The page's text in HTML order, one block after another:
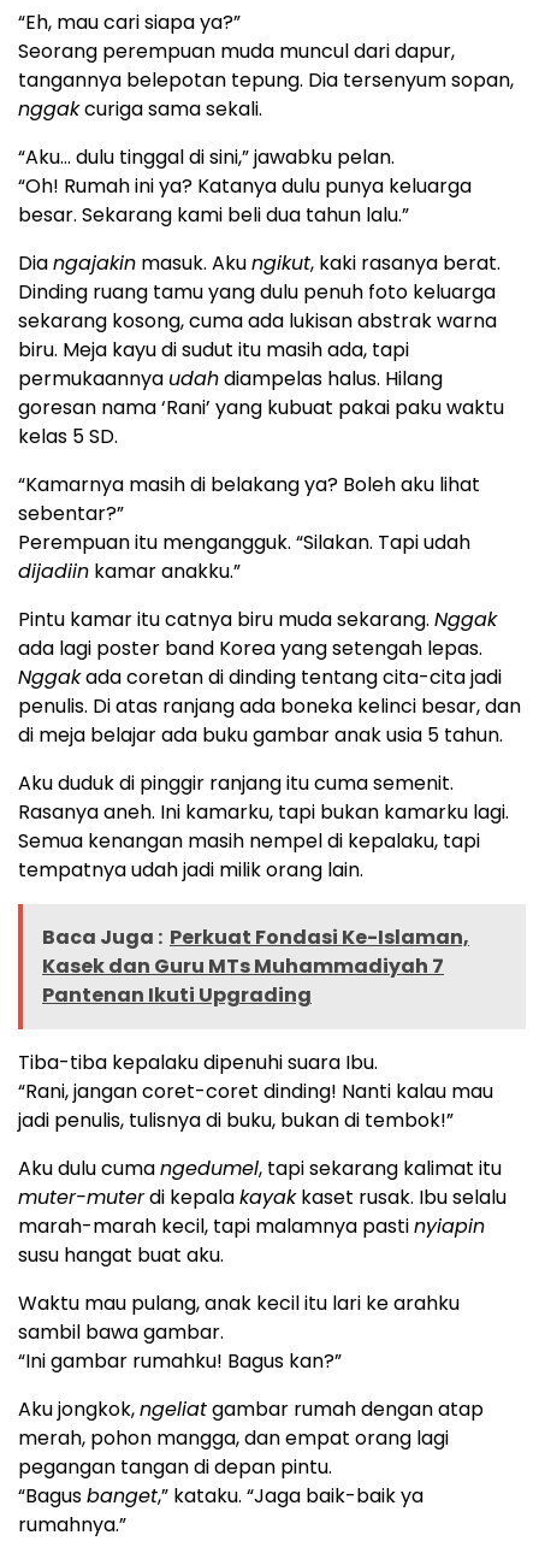
“Eh, mau cari siapa ya?”
Seorang perempuan muda muncul dari dapur,
tangannya belepotan tepung. Dia tersenyum sopan,
nggakcuriga sama sekali.
“Aku… dulu tinggal di sini,” jawabku pelan.
“Oh! Rumah ini ya? Katanya dulu punya keluarga
besar. Sekarang kami beli dua tahun lalu.”
Diangajakin masuk. Akungikut, kaki rasanya berat.
Dinding ruang tamu yang dulu penuh foto keluarga
sekarang kosong, cuma ada lukisan abstrak warna
biru. Meja kayu di sudut itu masih ada, tapi
permukaannya udahdiampelas halus. Hilang
goresan nama ‘Rani’ yang kubuat pakai paku waktu
kelas 5 SD.
“Kamarnya masih di belakang ya? Boleh aku lihat
sebentar?”
Perempuan itu mengangguk. “Silakan. Tapi udah
dijadiin kamar anakku.”
Pintu kamar itu catnya biru muda sekarang. Nggak
ada lagi poster band Korea yang setengah lepas.
Nggakada coretan di dinding tentang cita-cita jadi
penulis. Di atas ranjang ada boneka kelinci besar, dan
di meja belajar ada buku gambar anak usia 5 tahun.
Aku duduk di pinggir ranjang itu cuma semenit.
Rasanya aneh. Ini kamarku, tapi bukan kamarku lagi.
Semua kenangan masih nempel di kepalaku, tapi
tempatnya udah jadi milik orang lain.
Baca Juga : Perkuat Fondasi Ke-Islaman,
Kasek dan Guru MTs Muhammadiyah 7
Pantenan Ikuti Upgrading
Tiba-tiba kepalaku dipenuhi suara Ibu.
“Rani, jangan coret-coret dinding! Nanti kalau mau
jadi penulis, tulisnya di buku, bukan di tembok!”
Aku dulu cumangedumel, tapi sekarang kalimat itu
muter-muterdi kepalakayakkaset rusak. Ibu selalu
marah-marah kecil, tapi malamnya pastinyiapin
susu hangat buat aku.
Waktu mau pulang, anak kecil itu lari ke arahku
sambil bawa gambar.
“Ini gambar rumahku! Bagus kan?”
Aku jongkok,ngeliatgambar rumah dengan atap
merah, pohon mangga, dan empat orang lagi
pegangan tangan di depan pintu.
“Bagusbanget,” kataku. “Jaga baik-baik ya
rumahnya.”